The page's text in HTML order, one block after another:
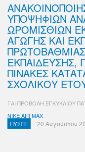
ΥΠΟΨΗΦΙΩΝ
ΩΡΟΜΙΣΘΙΩΝ
ΑΓΩΓΗΣ ΚΑΙ
ΕΚΠΑΙΔΕΥΣΗΣ,
ΠΙΝΑΚΕΣ
ΣΧΟΛΙΚΟΥ
ΓΑΙ ΠΡΟΒΟΛΗ ΕΓΚΥΚΛΙΟΥ
NIKE AIR MAX
ΠΥΣΠΕ 20 Αυγούστου